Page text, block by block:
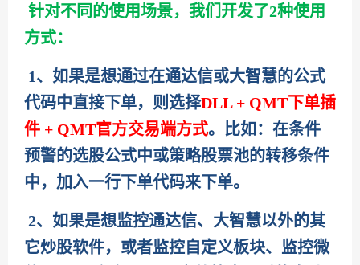
针对不同的使用场景，我们开发了2种使用
方式：
1、如果是想通过在通达信或大智慧的公式
代码中直接下单，则选择DLL + QMT下单插
件 + QMT官方交易端方式。比如：在条件
预警的选股公式中或策略股票池的转移条件
中，加入一行下单代码来下单。
2、如果是想监控通达信、大智慧以外的其
它炒股软件，或者监控自定义板块、监控微